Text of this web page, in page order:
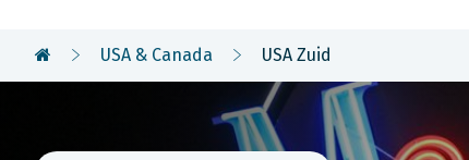
USA & Canada USA Zuid